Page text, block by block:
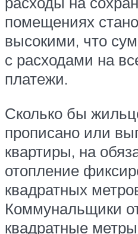
помещениях
высокими, что
с расходами на
платежи.
Сколько бы
прописано или
квартиры, на
отопление
квадратных
Коммунальщики
квадратные